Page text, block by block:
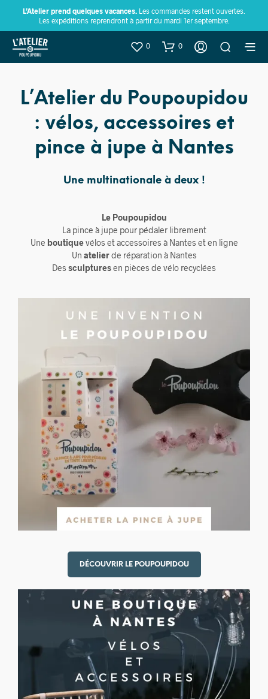
L’Atelier prend quelques vacances. Les commandes restent ouvertes.
Les expéditions reprendront à partir du mardi 1er septembre.
0 0
L’Atelier du Poupoupidou
: vélos, accessoires et
pince à jupe à Nantes
Une multinationale à deux !
Le Poupoupidou
La pince à jupe pour pédaler librement
Une boutiquevélos et accessoires à Nantes et en ligne
Un atelierde réparation à Nantes
Des sculpturesen pièces de vélo recyclées
DÉCOUVRIR LE POUPOUPIDOU